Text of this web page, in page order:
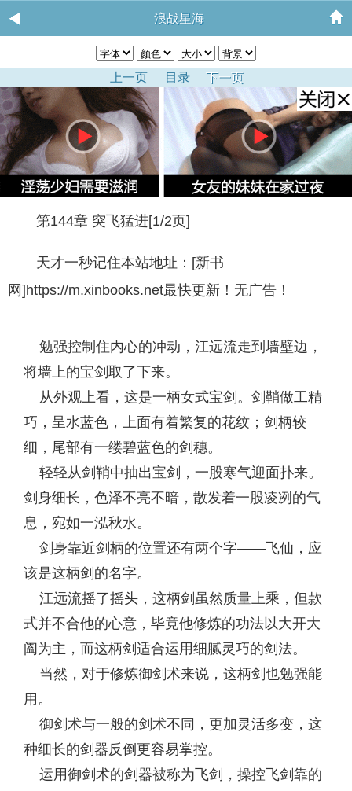
浪战星海
上一页 目录 下一页
第144章 突飞猛进[1/2页]
天才一秒记住本站地址：[新书
网]https://m.xinbooks.net最快更新！无广告！
勉强控制住内心的冲动，江远流走到墙壁边，
将墙上的宝剑取了下来。
从外观上看，这是一柄女式宝剑。剑鞘做工精
巧，呈水蓝色，上面有着繁复的花纹；剑柄较
细，尾部有一缕碧蓝色的剑穗。
轻轻从剑鞘中抽出宝剑，一股寒气迎面扑来。
剑身细长，色泽不亮不暗，散发着一股凌冽的气
息，宛如一泓秋水。
剑身靠近剑柄的位置还有两个字——飞仙，应
该是这柄剑的名字。
江远流摇了摇头，这柄剑虽然质量上乘，但款
式并不合他的心意，毕竟他修炼的功法以大开大
阖为主，而这柄剑适合运用细腻灵巧的剑法。
当然，对于修炼御剑术来说，这柄剑也勉强能
用。
御剑术与一般的剑术不同，更加灵活多变，这
种细长的剑器反倒更容易掌控。
运用御剑术的剑器被称为飞剑，操控飞剑靠的